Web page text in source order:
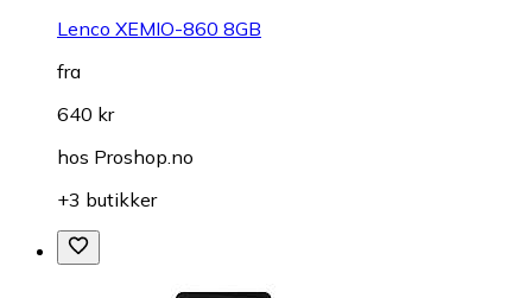
Lenco XEMIO-860 8GB
fra
640 kr
hos Proshop.no
+3 butikker